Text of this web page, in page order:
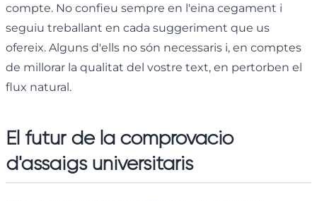
compte. No confieu sempre en l'eina cegament i
seguiu treballant en cada suggeriment que us
ofereix. Alguns d'ells no són necessaris i, en comptes
de millorar la qualitat del vostre text, en pertorben el
flux natural.
El futur de la comprovació
d'assaigs universitaris